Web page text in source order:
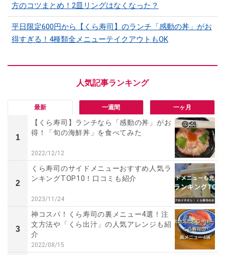
方のコツまとめ！2皿リングはなくなった？
平日限定600円から【くら寿司】のランチ「感動の丼」がお
得すぎる！4種類全メニューテイクアウトもOK
最新 一週間 一ヶ月
1
【くら寿司】ランチなら「感動の丼」がお
得！「旬の海鮮丼」を食べてみた
2022/12/12
2
くら寿司のサイドメニューおすすめ人気ラ
ンキングTOP10！口コミも紹介
2023/11/24
3
神コスパ！くら寿司の裏メニュー4選！注
文方法や「くら出汁」の人気アレンジも紹
介
2022/08/15